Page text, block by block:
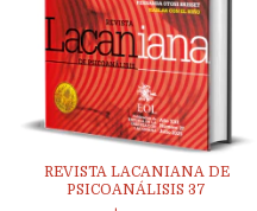
REVISTA LACANIANA DE
PSICOANÁLISIS 37